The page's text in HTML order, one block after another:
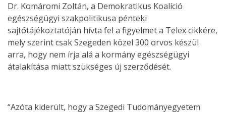
Dr. Komáromi Zoltán, a Demokratikus Koalíció
egészségügyi szakpolitikusa pénteki
sajtótájékoztatóján hívta fel a figyelmet a Telex cikkére,
mely szerint csak Szegeden közel 300 orvos készül
arra, hogy nem írja alá a kormány egészségügyi
átalakítása miatt szükséges új szerződését.
“Azóta kiderült, hogy a Szegedi Tudományegyetem